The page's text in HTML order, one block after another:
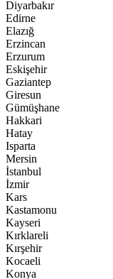
Diyarbakır
Edirne
Elazığ
Erzincan
Erzurum
Eskişehir
Gaziantep
Giresun
Gümüşhane
Hakkari
Hatay
Isparta
Mersin
İstanbul
İzmir
Kars
Kastamonu
Kayseri
Kırklareli
Kırşehir
Kocaeli
Konya